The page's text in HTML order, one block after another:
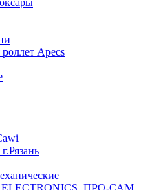
Apecs
ELECTRONICS, ПРО-САМ,